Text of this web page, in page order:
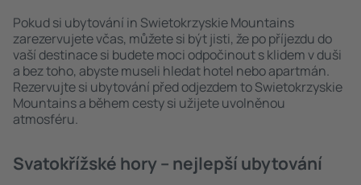
Pokud si ubytování in Swietokrzyskie Mountains
zarezervujete včas, můžete si být jisti, že po příjezdu do
vaší destinace si budete moci odpočinout s klidem v duši
a bez toho, abyste museli hledat hotel nebo apartmán.
Rezervujte si ubytování před odjezdem to Swietokrzyskie
Mountains a během cesty si užijete uvolněnou
atmosféru.
Svatokřížské hory – nejlepší ubytování